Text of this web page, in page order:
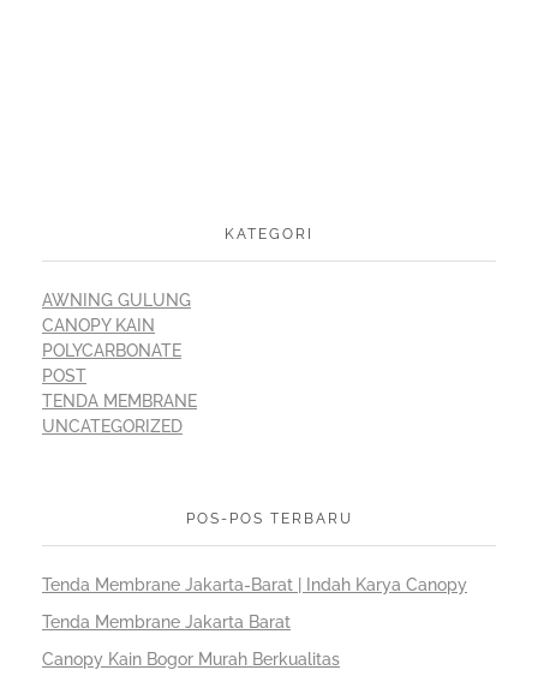
KATEGORI
AWNING GULUNG
CANOPY KAIN
POLYCARBONATE
POST
TENDA MEMBRANE
UNCATEGORIZED
POS-POS TERBARU
Tenda Membrane Jakarta-Barat | Indah Karya Canopy
Tenda Membrane Jakarta Barat
Canopy Kain Bogor Murah Berkualitas